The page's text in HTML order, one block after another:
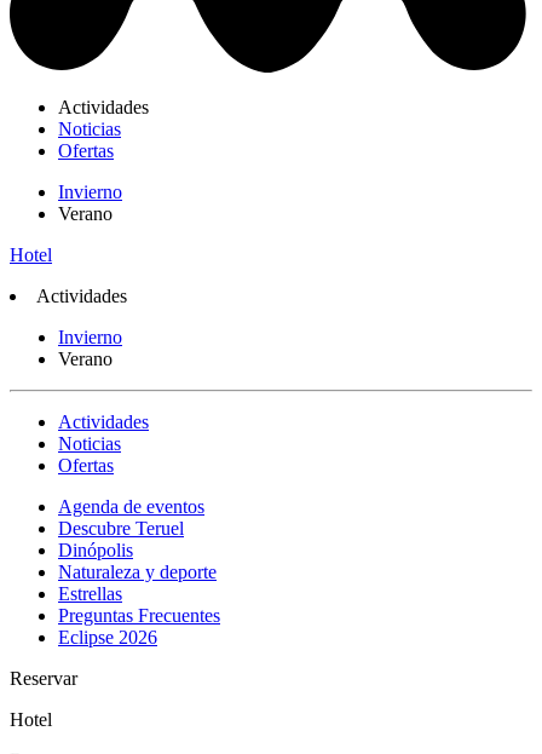
Actividades
Noticias
Ofertas
Invierno
Verano
Hotel
Actividades
Invierno
Verano
Actividades
Noticias
Ofertas
Agenda de eventos
Descubre Teruel
Dinópolis
Naturaleza y deporte
Estrellas
Preguntas Frecuentes
Eclipse 2026
Reservar
Hotel